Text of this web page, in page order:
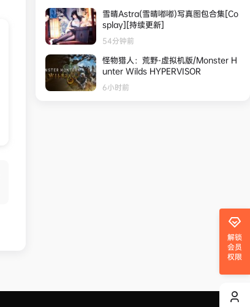
雪晴Astra(雪晴嘟嘟)写真图包合集[Co
splay][持续更新]
54分钟前
怪物猎人：荒野-虚拟机版/Monster H
unter Wilds HYPERVISOR
6小时前
解锁
会员
权限